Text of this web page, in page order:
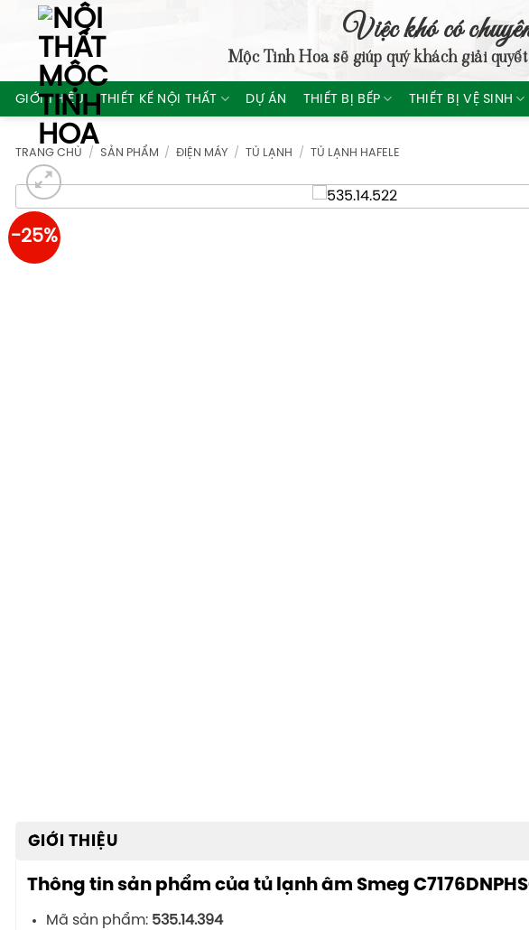
content
Việc khó có
Mộc Tinh Hoasẽ giúp quý khách giải
GIỚI THIỆU THIẾT KẾ NỘI THẤT DỰ ÁN THIẾT BỊ BẾP THIẾT BỊ VỆ SINH
TRANG CHỦ / SẢN PHẨM / ĐIỆN MÁY / TỦ LẠNH / TỦ LẠNH HAFELE
-25%
GIỚI THIỆU
Thông tin sản phẩm của tủ lạnh âm Smeg
Mã sản phẩm: 535.14.394